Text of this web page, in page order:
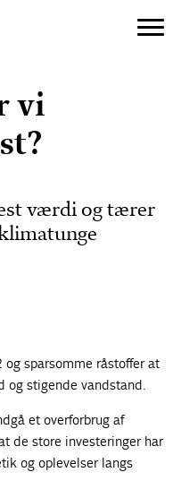
vi
værdi og tærer
sparsomme råstoffer at
og stigende vandstand.
et overforbrug af
de store investeringer har
og oplevelser langs